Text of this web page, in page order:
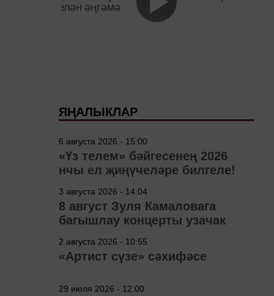
ЯҢАЛЫКЛАР
6 августа 2026 - 15:00
«Үз телем» бәйгесенең 2026
нчы ел җиңүчеләре билгеле!
3 августа 2026 - 14:04
8 август Зуля Камаловага
багышлау концерты узачак
2 августа 2026 - 10:55
«Артист сүзе» сәхифәсе
29 июля 2026 - 12:00